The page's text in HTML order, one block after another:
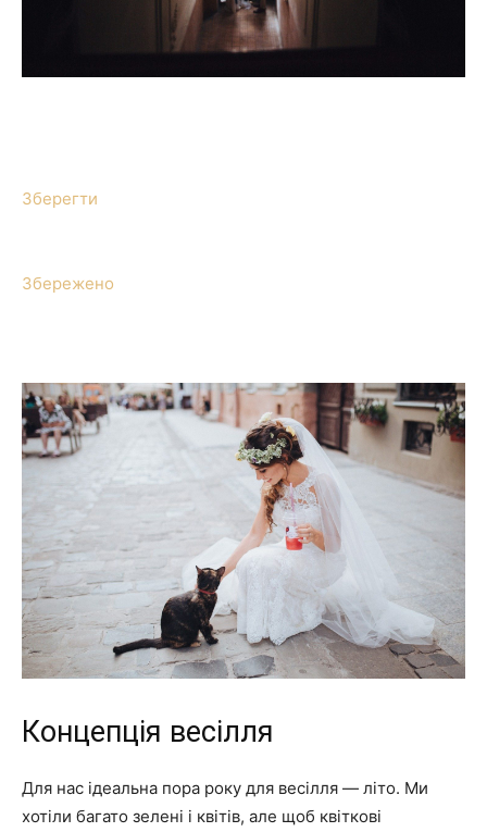
Зберегти
Збережено
Концепція весілля
Для нас ідеальна пора року для весілля — літо. Ми
хотіли багато зелені і квітів, але щоб квіткові